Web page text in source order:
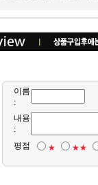
이름
:
내용
:
평점
★ ★★